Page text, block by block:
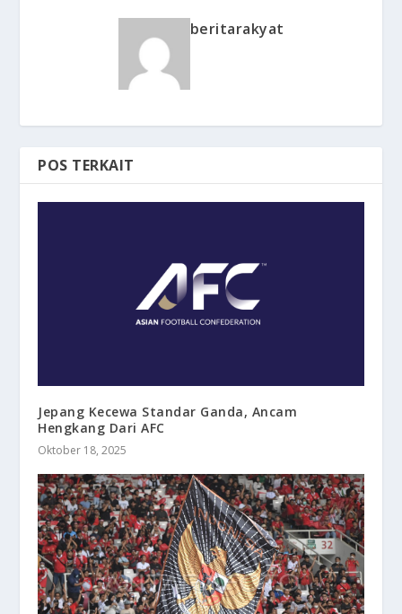
beritarakyat
POS TERKAIT
Jepang Kecewa Standar Ganda, Ancam
Hengkang Dari AFC
Oktober 18, 2025